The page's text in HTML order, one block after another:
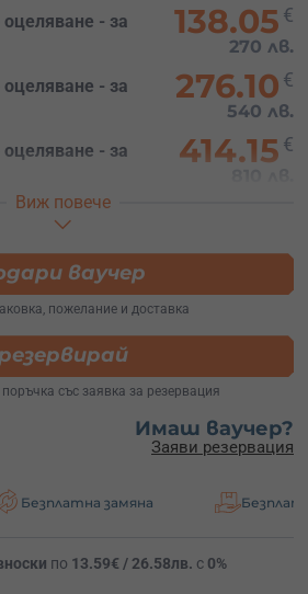
- за
138.05 €
270 лв.
- за
276.10 €
540 лв.
- за
414.15 €
- за
оцеляване - за
оцеляване - за
828.29€
1620 лв.
966.34
1890 лв.
2160 лв.
Виж повече
ваучер
пожелание и доставка
със заявка за резервация
Имаш ваучер?
Заяви резервация
замяна Безплатна
по 13.59€ / 26.58лв. с 0%